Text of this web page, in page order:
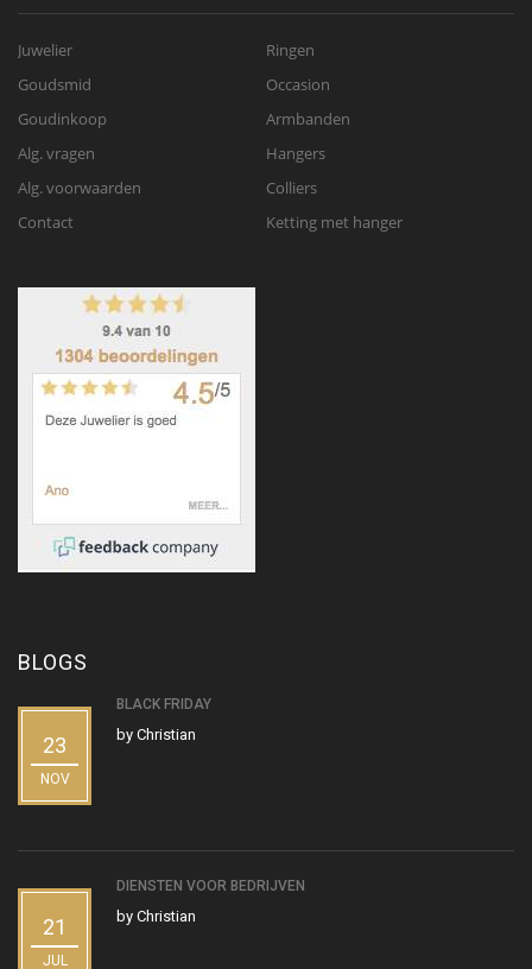
Juwelier
Goudsmid
Goudinkoop
Alg. vragen
Alg. voorwaarden
Contact
Ringen
Occasion
Armbanden
Hangers
Colliers
Ketting met hanger
BLOGS
23
NOV
BLACK FRIDAY
by Christian
21
JUL
DIENSTEN VOOR BEDRIJVEN
by Christian